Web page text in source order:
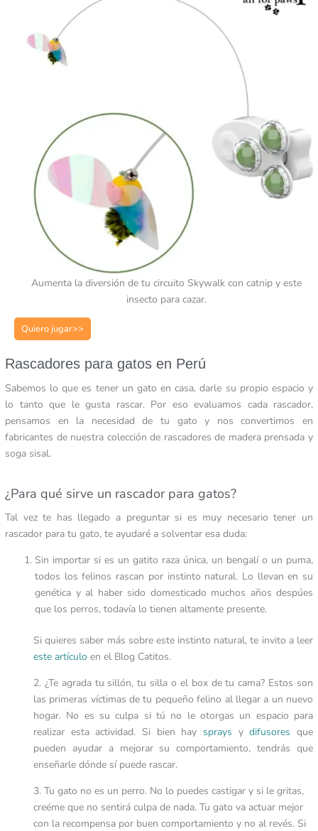
Aumenta la diversión de tu circuito Skywalk con catnip y este
insecto para cazar.
Quiero jugar>>
Rascadores para gatos en Perú
Sabemos lo que es tener un gato en casa, darle su propio espacio y
lo tanto que le gusta rascar. Por eso evaluamos cada rascador,
pensamos en la necesidad de tu gato y nos convertimos en
fabricantes de nuestra colección de rascadores de madera prensada y
soga sisal.
¿Para qué sirve un rascador para gatos?
Tal vez te has llegado a preguntar si es muy necesario tener un
rascador para tu gato, te ayudaré a solventar esa duda:
Sin importar si es un gatito raza única, un bengalí o un puma,
todos los felinos rascan por instinto natural. Lo llevan en su
genética y al haber sido domesticado muchos años despúes
que los perros, todavía lo tienen altamente presente.
Si quieres saber más sobre este instinto natural, te invito a leer
este artículo en el Blog Catitos.
2. ¿Te agrada tu sillón, tu silla o el box de tu cama? Estos son
las primeras víctimas de tu pequeño felino al llegar a un nuevo
hogar. No es su culpa si tú no le otorgas un espacio para
realizar esta actividad. Si bien hay sprays ydifusoresque
pueden ayudar a mejorar su comportamiento, tendrás que
enseñarle dónde sí puede rascar.
3. Tu gato no es un perro. No lo puedes castigar y si le gritas,
creéme que no sentirá culpa de nada. Tu gato va actuar mejor
con la recompensa por buen comportamiento y no al revés. Si